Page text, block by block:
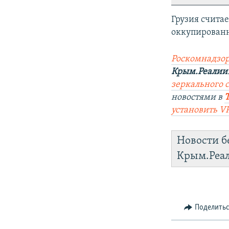
Грузия
Крым.Реалии
новостями в
установить
Новости